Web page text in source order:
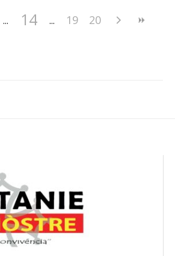
14 19 20